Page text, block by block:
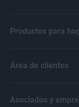
Productos para
Área de clientes
Asociados y